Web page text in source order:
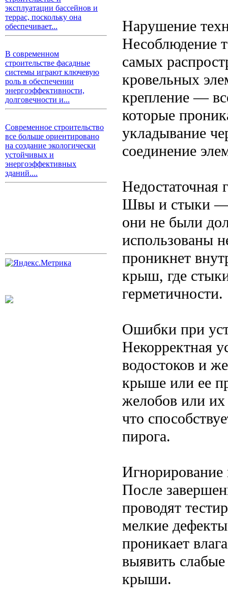
эксплуатации бассейнов и
террас, поскольку она
обеспечивает...
В современном
строительстве фасадные
системы играют ключевую
роль в обеспечении
энергоэффективности,
долговечности и...
Современное строительство
все больше ориентировано
на создание экологически
устойчивых и
энергоэффективных
зданий....
Нарушение
Несоблюдение
самых
кровельных
крепление —
которые
укладывание
соединение
Недостаточная
Швы и стыки —
они не были
использованы
проникнет
крыш, где
герметичности.
Ошибки при
Некорректная
водостоков и
крыше или ее
желобов или их
что
пирога.
Игнорирование
После
проводят
мелкие
проникает
выявить
крыши.